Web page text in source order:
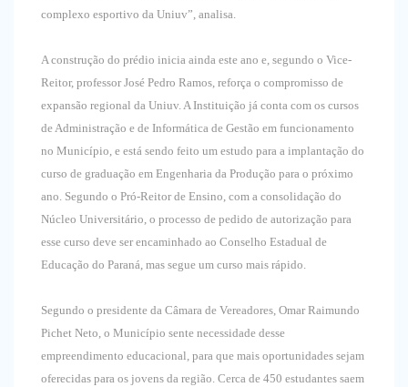
complexo esportivo da Uniuv”, analisa.
A construção do prédio inicia ainda este ano e, segundo o Vice-
Reitor, professor José Pedro Ramos, reforça o compromisso de
expansão regional da Uniuv. A Instituição já conta com os cursos
de Administração e de Informática de Gestão em funcionamento
no Município, e está sendo feito um estudo para a implantação do
curso de graduação em Engenharia da Produção para o próximo
ano. Segundo o Pró-Reitor de Ensino, com a consolidação do
Núcleo Universitário, o processo de pedido de autorização para
esse curso deve ser encaminhado ao Conselho Estadual de
Educação do Paraná, mas segue um curso mais rápido.
Segundo o presidente da Câmara de Vereadores, Omar Raimundo
Pichet Neto, o Município sente necessidade desse
empreendimento educacional, para que mais oportunidades sejam
oferecidas para os jovens da região. Cerca de 450 estudantes saem